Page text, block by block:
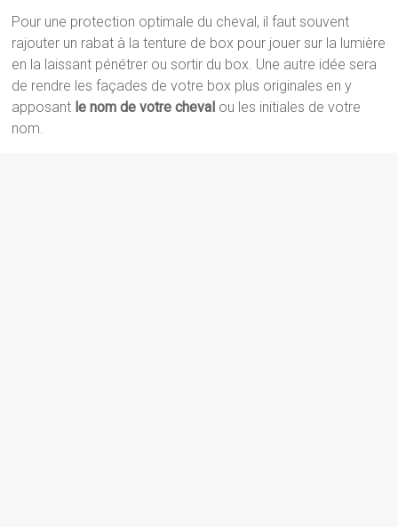
Pour une protection optimale du cheval, il faut souvent
rajouter un rabat à la tenture de box pour jouer sur la lumière
en la laissant pénétrer ou sortir du box. Une autre idée sera
de rendre les façades de votre box plus originales en y
apposant le nom de votre cheval ou les initiales de votre
nom.